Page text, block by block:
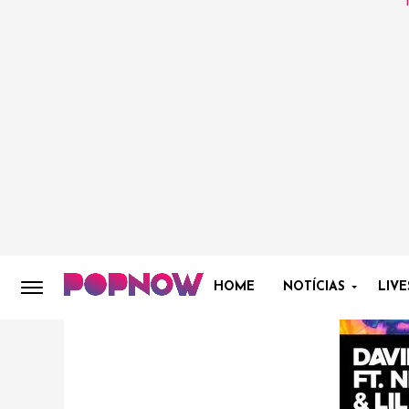
HOME NOTÍCIAS